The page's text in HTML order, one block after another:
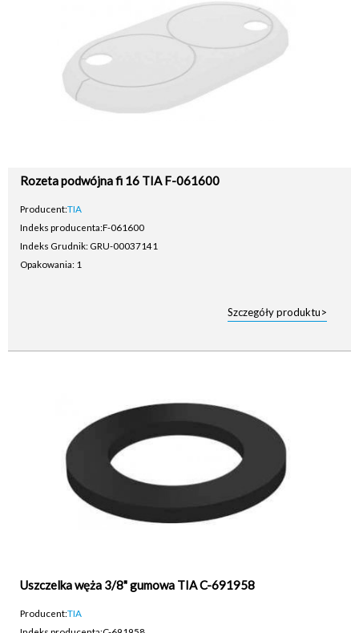
Rozeta podwójna fi 16 TIA F-061600
Producent:TIA
Indeks producenta:F-061600
Indeks Grudnik: GRU-00037141
Opakowania: 1
Szczegóły produktu>
Uszczelka węża 3/8" gumowa TIA C-691958
Producent:TIA